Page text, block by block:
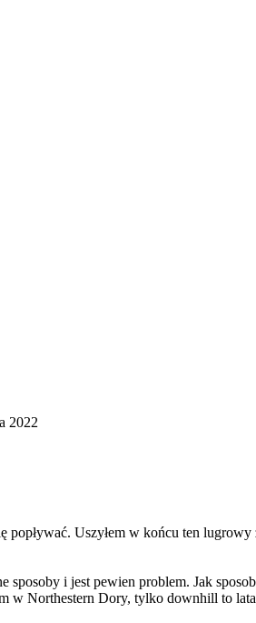
2022
popływać. Uszyłem w końcu ten
sposoby i jest pewien problem. Jak
w Northestern Dory, tylko downhill to